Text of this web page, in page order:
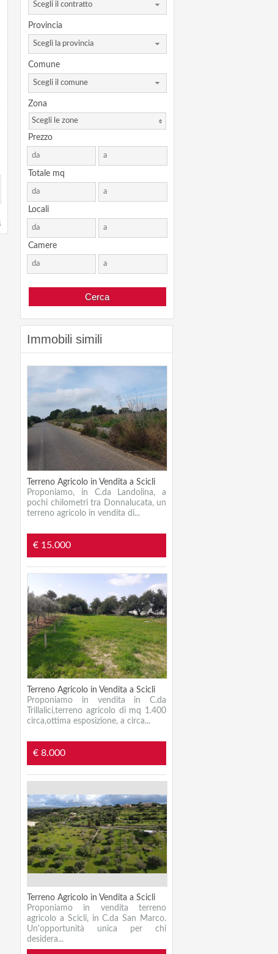
Scegli il contratto
Provincia
Scegli la provincia
Comune
Scegli il comune
Zona
Scegli le zone
Prezzo
Totale mq
Locali
Camere
Immobili simili
Terreno Agricolo in Vendita a Scicli
Proponiamo, in C.da Landolina, a
pochi chilometri tra Donnalucata, un
terreno agricolo in vendita di...
€ 15.000
Terreno Agricolo in Vendita a Scicli
Proponiamo in vendita in C.da
Trillalici,terreno agricolo di mq 1.400
circa,ottima esposizione, a circa...
€ 8.000
Terreno Agricolo in Vendita a Scicli
Proponiamo in vendita terreno
agricolo a Scicli, in C.da San Marco.
Un'opportunità unica per chi
desidera...